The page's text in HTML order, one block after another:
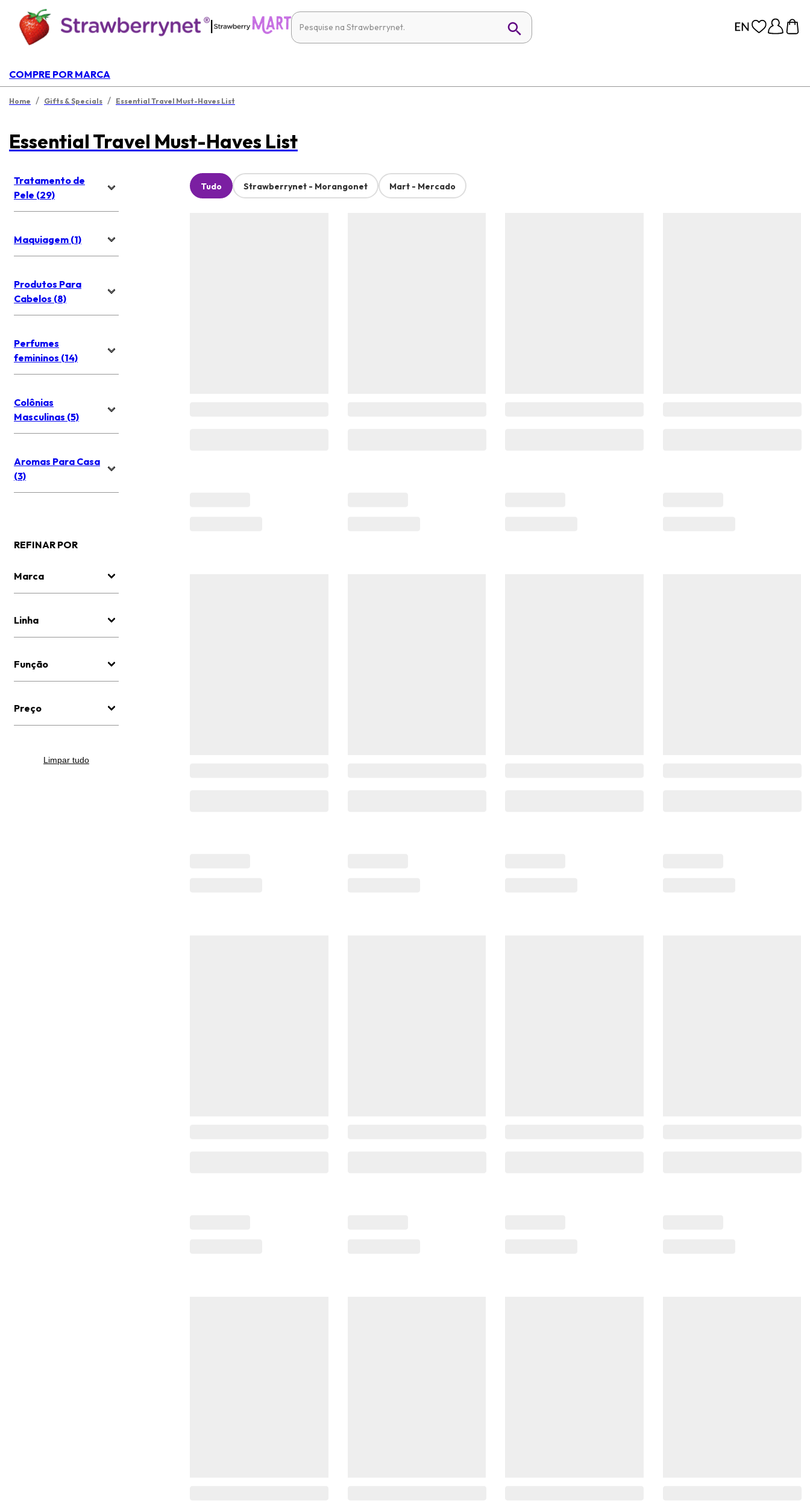
|
COMPRE POR MARCA
Home / Gifts & Specials / Essential Travel Must-Haves List
Essential Travel Must-Haves List
Tratamento de
Pele (29)
Maquiagem (1)
Produtos Para
Cabelos (8)
Perfumes
femininos (14)
Colônias
Masculinas (5)
Aromas Para Casa
(3)
REFINAR POR
Marca
Linha
Função
Preço
Limpar tudo
Tudo Strawberrynet - Morangonet Mart - Mercado